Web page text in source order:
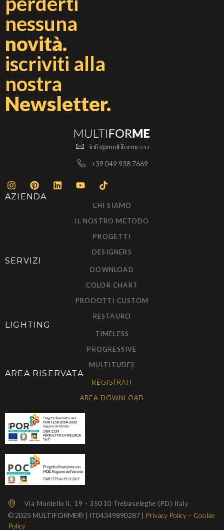
nessuna
novità.
iscriviti alla
nostra
Newsletter.
info@multiforme.eu
+39 049 938 7669
AZIENDA
CHI SIAMO
IL NOSTRO METODO
PROGETTI
DESIGNERS
SERVIZI
DOWNLOAD
COLOR CHART
PRODOTTI CUSTOM
RESTAURO
LIGHTING
TIMELESS
PROGRESSIVE
MULTITUDES
AREA RISERVATA
REGISTRATI
AREA DOWNLOAD
Via Montello II, 19 - 35010 Trebaseleghe (PD) Italy
© 2025 MULTIFORME® | IT04349890287 | Privacy Policy – Cookie
Policy